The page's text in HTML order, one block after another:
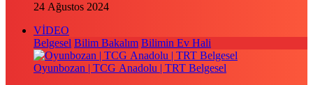
24 Ağustos 2024
VİDEO
Belgesel Bilim Bakalım Bilimin Ev Hali
Oyunbozan | TCG Anadolu | TRT Belgesel